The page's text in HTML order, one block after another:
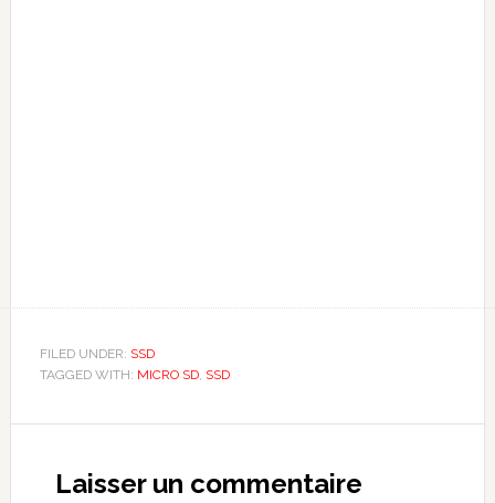
FILED UNDER: SSD
TAGGED WITH: MICRO SD, SSD
Interactions
Laisser un commentaire